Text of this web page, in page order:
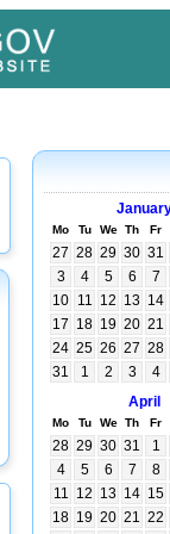
Mo Tu We Th Fr
27 28 29 30 31
3
4 5 6
7
10 11 12 13 14
17 18 19 20 21
24 25 26 27 28
31
1 2 3
4
April
Mo Tu We Th Fr
28 29 30 31
1
4
5 6 7
8
11 12 13 14 15
18 19 20 21 22